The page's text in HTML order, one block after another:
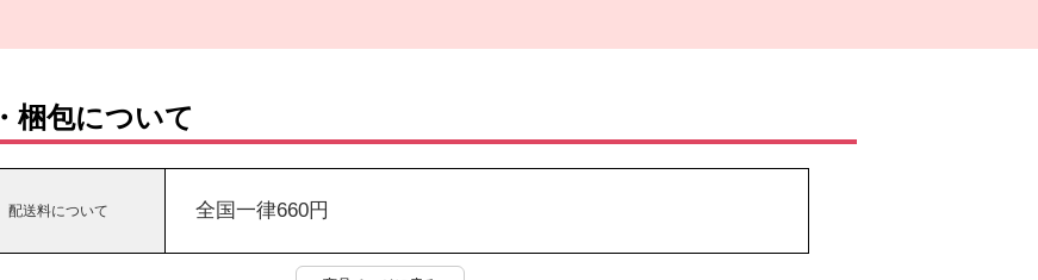
ASOBI STAGE
シック
ジック
リーズ
ラブライブ！サンシャイン‼
アイドリッシュセブン
梱包について
配送料について 全国一律660円